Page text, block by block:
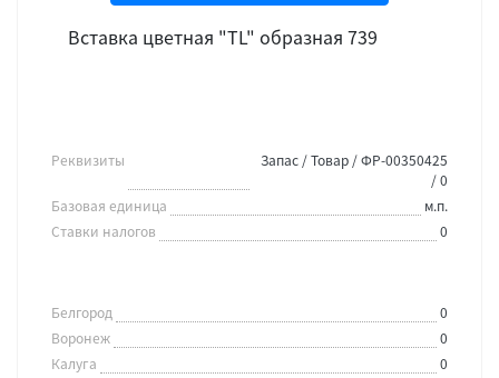
Вставка цветная "TL" образная 739
Реквизиты
Запас / Товар / ФР-00350425
/ 0
Базовая единица
м.п.
Ставки налогов
0
Белгород
0
Воронеж
0
Калуга
0